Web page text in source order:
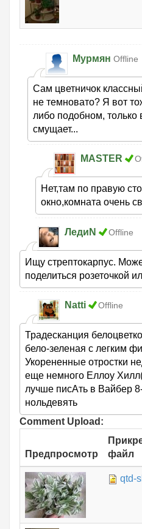
Мурмян Offline
Сам цветничок
не темновато? Я вот
либо подобном,
смущает...
MASTER
Нет,там по правую
окно,комната очень
ЛедиN Offline
Ищу стрептокарпус.
поделиться розеточкой
Natti Offline
Традесканция
бело-зеленая с легким
Укорененные отростки
еще немного Еллоу
лучше писАть в Вайбер
нольдевять
Comment Upload:
Предпросмотр
файл
qtd-